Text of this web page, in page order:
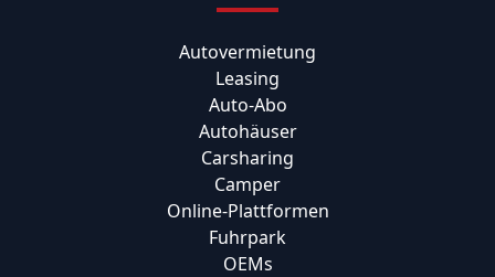
Autovermietung
Leasing
Auto-Abo
Autohäuser
Carsharing
Camper
Online-Plattformen
Fuhrpark
OEMs